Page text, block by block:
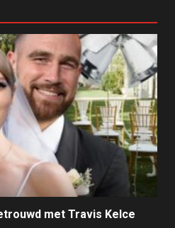
met Travis Kelce